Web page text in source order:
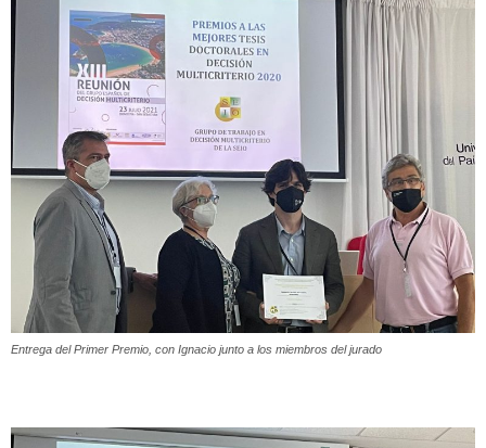
Entrega del Primer Premio, con Ignacio junto a los miembros del jurado